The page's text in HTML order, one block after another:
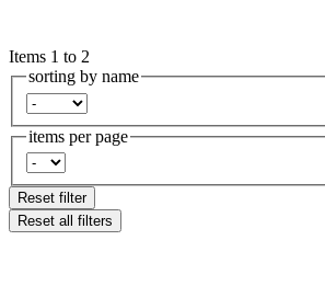
Items 1 to 2
sorting by name
items per page
Reset filter
Reset all filters